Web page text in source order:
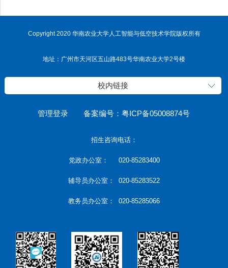
Copyright 2020 华南农业大学人工智能与低空技术学院版权所有
地址：广州市天河区五山路483号华南农业大学2号楼
校内链接
管理登录 备案编号：粤ICP备05008874号
招生咨询电话：
党政办公室： 020-85283400
辅导员办公室： 020-85283522
教务员办公室： 020-85285066